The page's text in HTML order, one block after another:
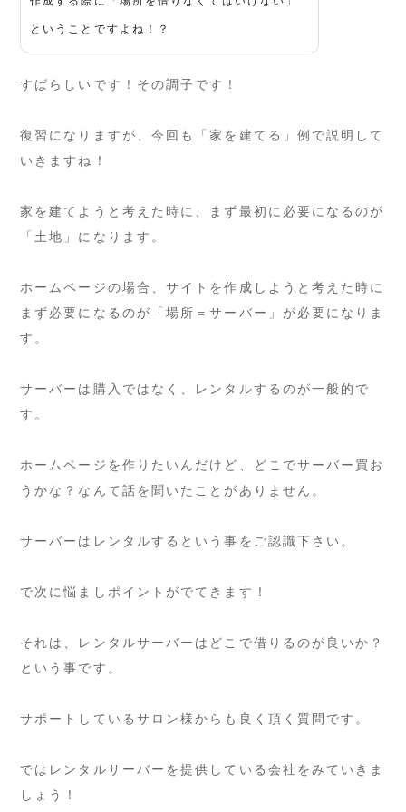
ということですよね！？
すばらしいです！その調子です！
復習になりますが、今回も「家を建てる」例で説明して
いきますね！
家を建てようと考えた時に、まず最初に必要になるのが
「土地」になります。
ホームページの場合、サイトを作成しようと考えた時に
まず必要になるのが「場所＝サーバー」が必要になりま
す。
サーバーは購入ではなく、レンタルするのが一般的で
す。
ホームページを作りたいんだけど、どこでサーバー買お
うかな？なんて話を聞いたことがありません。
サーバーはレンタルするという事をご認識下さい。
で次に悩ましポイントがでてきます！
それは、レンタルサーバーはどこで借りるのが良いか？
という事です。
サポートしているサロン様からも良く頂く質問です。
ではレンタルサーバーを提供している会社をみていきま
しょう！